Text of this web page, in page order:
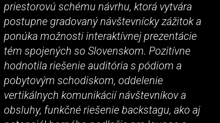
priestorovú schému návrhu, ktorá vytvára
postupne gradovaný návštevnícky zážitok a
ponúka možnosti interaktívnej prezentácie
tém spojených so Slovenskom. Pozitívne
hodnotila riešenie auditória s pódiom a
pobytovým schodiskom, oddelenie
vertikálnych komunikácií návštevníkov a
obsluhy, funkčné riešenie backstagu, ako aj